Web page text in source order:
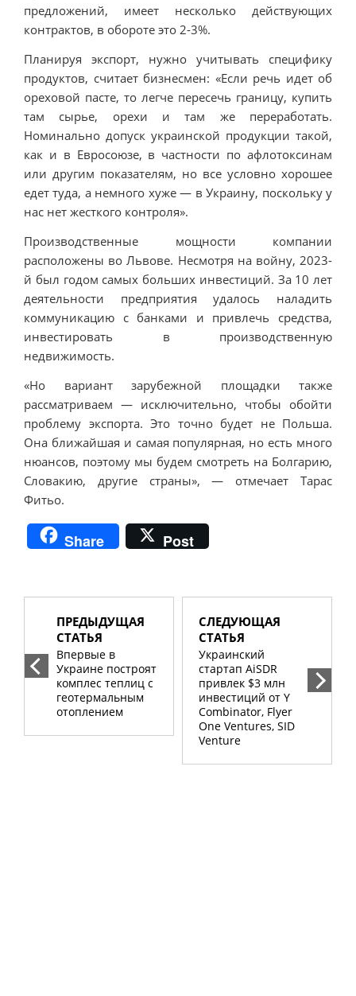
предложений, имеет несколько действующих
контрактов, в обороте это 2-3%.
Планируя экспорт, нужно учитывать специфику
продуктов, считает бизнесмен: «Если речь идет об
ореховой пасте, то легче пересечь границу, купить
там сырье, орехи и там же переработать.
Номинально допуск украинской продукции такой,
как и в Евросоюзе, в частности по афлотоксинам
или другим показателям, но все условно хорошее
едет туда, а немного хуже — в Украину, поскольку у
нас нет жесткого контроля».
Производственные мощности компании
расположены во Львове. Несмотря на войну, 2023-
й был годом самых больших инвестиций. За 10 лет
деятельности предприятия удалось наладить
коммуникацию с банками и привлечь средства,
инвестировать в производственную
недвижимость.
«Но вариант зарубежной площадки также
рассматриваем — исключительно, чтобы обойти
проблему экспорта. Это точно будет не Польша.
Она ближайшая и самая популярная, но есть много
нюансов, поэтому мы будем смотреть на Болгарию,
Словакию, другие страны», — отмечает Тарас
Фитьо.
Share Post
ПРЕДЫДУЩАЯ
СТАТЬЯ
Впервые в
Украине построят
комплес теплиц с
геотермальным
отоплением
СЛЕДУЮЩАЯ
СТАТЬЯ
Украинский
стартап AiSDR
привлек $3 млн
инвестиций от Y
Combinator, Flyer
One Ventures, SID
Venture